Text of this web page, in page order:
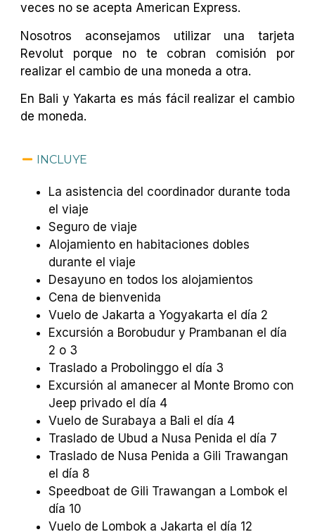
veces no se acepta American Express.
Nosotros aconsejamos utilizar una tarjeta
Revolut porque no te cobran comisión por
realizar el cambio de una moneda a otra.
En Bali y Yakarta es más fácil realizar el cambio
de moneda.
INCLUYE
La asistencia del coordinador durante toda
el viaje
Seguro de viaje
Alojamiento en habitaciones dobles
durante el viaje
Desayuno en todos los alojamientos
Cena de bienvenida
Vuelo de Jakarta a Yogyakarta el día 2
Excursión a Borobudur y Prambanan el día
2 o 3
Traslado a Probolinggo el día 3
Excursión al amanecer al Monte Bromo con
Jeep privado el día 4
Vuelo de Surabaya a Bali el día 4
Traslado de Ubud a Nusa Penida el día 7
Traslado de Nusa Penida a Gili Trawangan
el día 8
Speedboat de Gili Trawangan a Lombok el
día 10
Vuelo de Lombok a Jakarta el día 12